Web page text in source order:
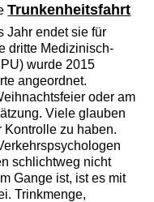
Trunkenheitsfahrt
Jahr endet sie für
dritte Medizinisch-
wurde 2015
angeordnet.
oder am
Viele glauben
Kontrolle zu haben.
schlichtweg nicht
Gange ist, ist es mit
Trinkmenge,